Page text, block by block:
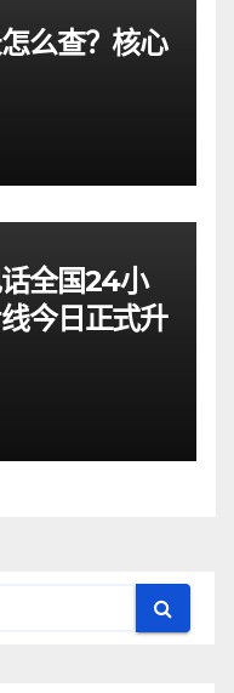
么查？核心
全国24小
今日正式升